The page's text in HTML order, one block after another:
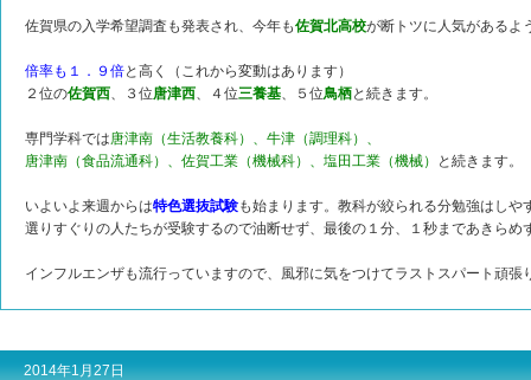
佐賀県の入学希望調査も発表され、今年も佐賀北高校が断トツに人気があるよ
倍率も１．９倍と高く（これから変動はあります）
２位の佐賀西、３位唐津西、４位三養基、５位鳥栖と続きます。
専門学科では唐津南（生活教養科）、牛津（調理科）、
唐津南（食品流通科）、佐賀工業（機械科）、塩田工業（機械）
と続きます。
いよいよ来週からは特色選抜試験も始まります。教科が絞られる分勉強はしや
選りすぐりの人たちが受験するので油断せず、最後の１分、１秒まであきらめ
インフルエンザも流行っていますので、風邪に気をつけてラストスパート頑張
2014年1月27日